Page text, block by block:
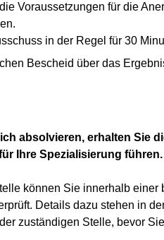
Voraussetzungen für die
in der Regel für 30
Bescheid über das
absolvieren, erhalten Sie
Ihre Spezialisierung führen.
können Sie innerhalb
Details dazu stehen in
zuständigen Stelle, bevor